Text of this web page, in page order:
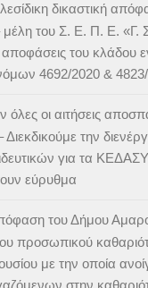
δικαστική
του Σ. Ε. Π. Ε. «Γ.
του κλάδου
4692/2020 &
όλες οι αιτήσεις
την
για τα
εύρυθμα
του Δήμου
προσωπικού
με την οποία